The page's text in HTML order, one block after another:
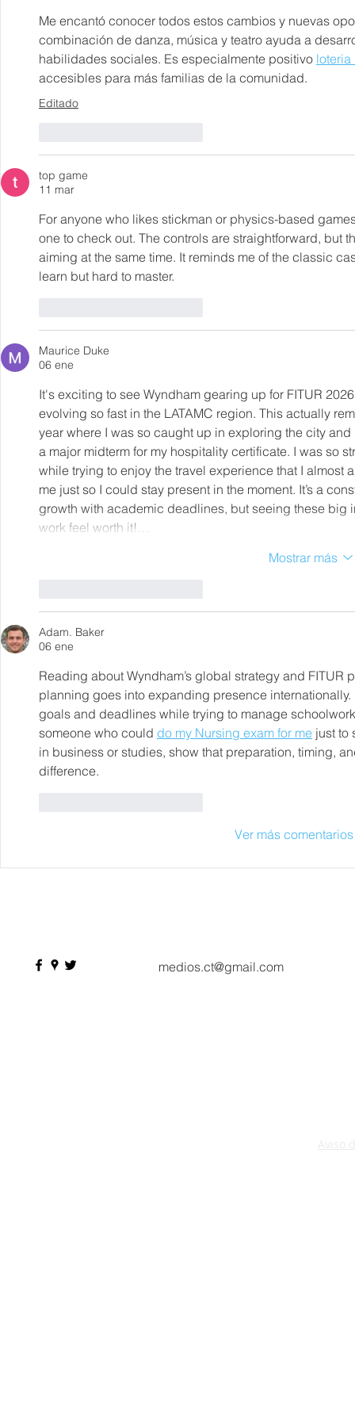
Me encantó conocer todos estos cambios y nuevas
combinación de danza, música y teatro ayuda a
habilidades sociales. Es especialmente positivo
accesibles para más familias de la comunidad.
Editado
top game
11 mar
For anyone who likes stickman or physics-based
one to check out. The controls are straightforward,
aiming at the same time. It reminds me of the classic
learn but hard to master.
Maurice Duke
06 ene
It's exciting to see Wyndham gearing up for FITUR
evolving so fast in the LATAMC region. This actually
year where I was so caught up in exploring the city
a major midterm for my hospitality certificate. I was so
while trying to enjoy the travel experience that I almost
me just so I could stay present in the moment. It’s a
growth with academic deadlines, but seeing these big
work feel worth it!…
Mostrar más
Adam. Baker
06 ene
Reading about Wyndham’s global strategy and
planning goes into expanding presence
goals and deadlines while trying to manage
someone who could do my Nursing exam for me just to
in business or studies, show that preparation, timing,
difference.
Ver más comentarios
medios.ct@gmail.com